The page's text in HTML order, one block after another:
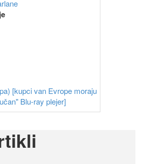
[kupci van Evrope moraju
Blu-ray plejer]